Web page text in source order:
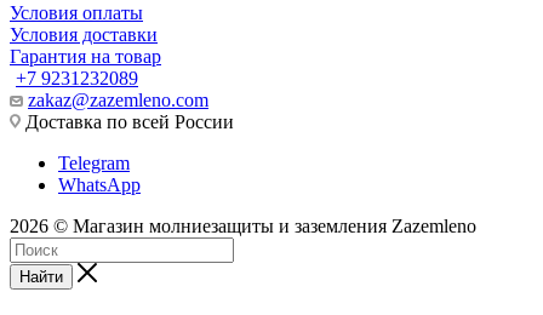
Условия оплаты
Условия доставки
Гарантия на товар
+7 9231232089
zakaz@zazemleno.com
Доставка по всей России
Telegram
WhatsApp
2026 © Магазин молниезащиты и заземления Zazemleno
Найти